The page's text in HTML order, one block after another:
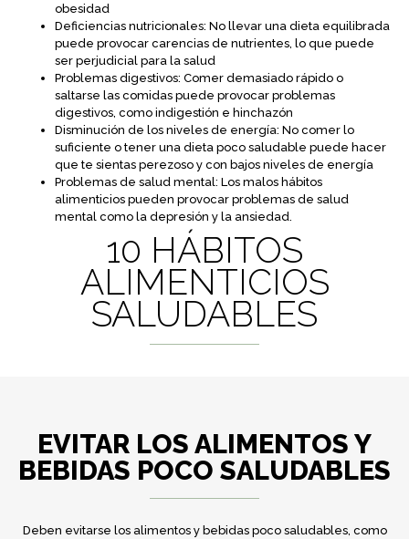
obesidad
Deficiencias nutricionales: No llevar una dieta equilibrada
puede provocar carencias de nutrientes, lo que puede
ser perjudicial para la salud
Problemas digestivos: Comer demasiado rápido o
saltarse las comidas puede provocar problemas
digestivos, como indigestión e hinchazón
Disminución de los niveles de energía: No comer lo
suficiente o tener una dieta poco saludable puede hacer
que te sientas perezoso y con bajos niveles de energía
Problemas de salud mental: Los malos hábitos
alimenticios pueden provocar problemas de salud
mental como la depresión y la ansiedad.
10 HÁBITOS
ALIMENTICIOS
SALUDABLES
EVITAR LOS ALIMENTOS Y
BEBIDAS POCO SALUDABLES
Deben evitarse los alimentos y bebidas poco saludables, como